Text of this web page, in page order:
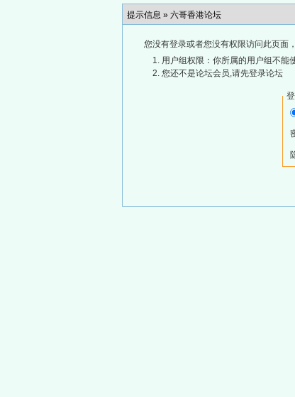
提示信息 » 六哥香港论坛
您没有登录或者您没有权限访问此页面
用户组权限：你所属的用户组不能
您还不是论坛会员,请先登录论坛